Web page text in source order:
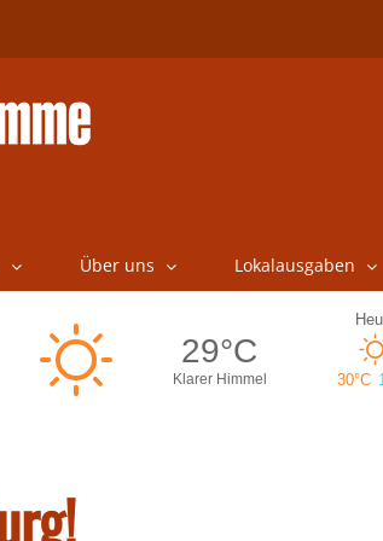
Über uns Lokalausgaben